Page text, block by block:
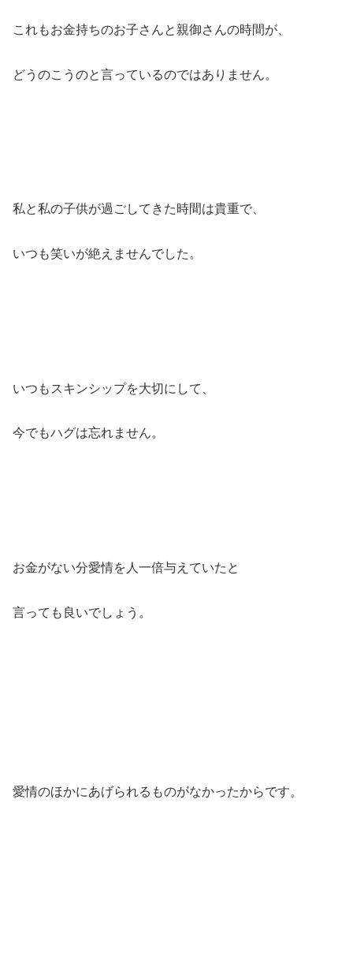
これもお金持ちのお子さんと親御さんの時間が、
どうのこうのと言っているのではありません。
私と私の子供が過ごしてきた時間は貴重で、
いつも笑いが絶えませんでした。
いつもスキンシップを大切にして、
今でもハグは忘れません。
お金がない分愛情を人一倍与えていたと
言っても良いでしょう。
愛情のほかにあげられるものがなかったからです。